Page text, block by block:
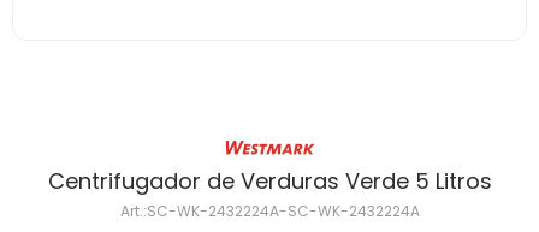
Centrifugador de Verduras Verde 5 Litros
SC-WK-2432224A-SC-WK-2432224A